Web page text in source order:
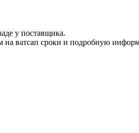
у поставщика.
ватсап сроки и подробную